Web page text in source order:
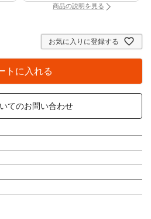
用透明フック（別タブで開きます）
商品の説明を見る：バッテリーチェッカ
お気に入りに登録する
トに入れる
てのお問い合わせ